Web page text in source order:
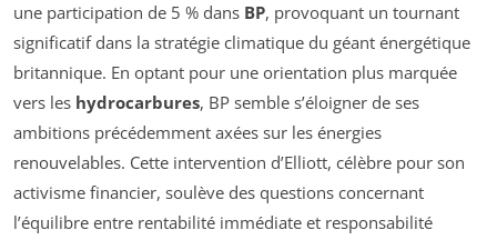
une participation de 5 % dans BP, provoquant un tournant
significatif dans la stratégie climatique du géant énergétique
britannique. En optant pour une orientation plus marquée
vers les hydrocarbures, BP semble s’éloigner de ses
ambitions précédemment axées sur les énergies
renouvelables. Cette intervention d’Elliott, célèbre pour son
activisme financier, soulève des questions concernant
l’équilibre entre rentabilité immédiate et responsabilité